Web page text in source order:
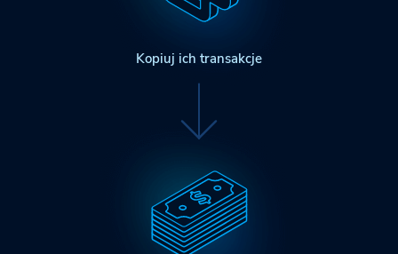
Kopiuj ich transakcje